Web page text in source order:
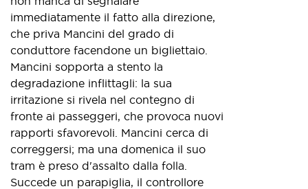
immediatamente il fatto alla direzione,
che priva Mancini del grado di
conduttore facendone un bigliettaio.
Mancini sopporta a stento la
degradazione inflittagli: la sua
irritazione si rivela nel contegno di
fronte ai passeggeri, che provoca nuovi
rapporti sfavorevoli. Mancini cerca di
correggersi; ma una domenica il suo
tram è preso d'assalto dalla folla.
Succede un parapiglia, il controllore